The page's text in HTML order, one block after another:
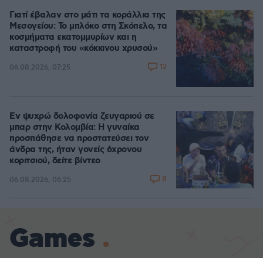
Γιατί έβαλαν στο μάτι τα κοράλλια της
Μεσογείου: Το μπλόκο στη Σκόπελο, τα
κοσμήματα εκατομμυρίων και η
καταστροφή του «κόκκινου χρυσού»
06.08.2026, 07:25 12
Εν ψυχρώ δολοφονία ζευγαριού σε
μπαρ στην Κολομβία: Η γυναίκα
προσπάθησε να προστατεύσει τον
άνδρα της, ήταν γονείς 6χρονου
κοριτσιού, δείτε βίντεο
06.08.2026, 06:25 8
Games